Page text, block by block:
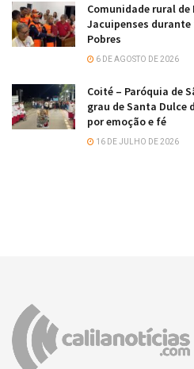
Comunidade rural
Jacuipenses
Pobres
6 DE AGOSTO DE 2026
Coité – Paróquia de
grau de Santa Dulce
por emoção e fé
16 DE JULHO DE 2026